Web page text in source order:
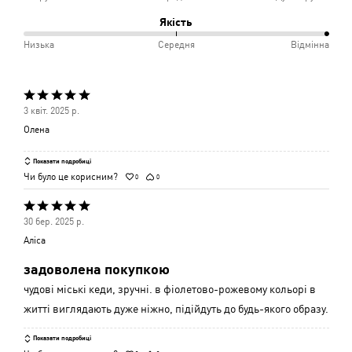
Незручно
Якість
100%
Середня
Низька Середня Відмінна
Оцінено
5
з
5
3 квіт. 2025 р.
Олена
Показати подробиці
Чи було це корисним? 0 0
Оцінено
5
5
30 бер. 2025 р.
Аліса
задоволена покупкою
чудові міські кеди, зручні. в фіолетово-рожевому кольорі в
житті виглядають дуже ніжно, підійдуть до будь-якого образу.
Показати подробиці